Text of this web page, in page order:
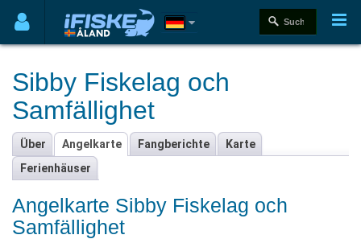
Sibby Fiskelag och
Samfällighet
Über Angelkarte Fangberichte
Karte
Ferienhäuser
Angelkarte Sibby Fiskelag och
Samfällighet